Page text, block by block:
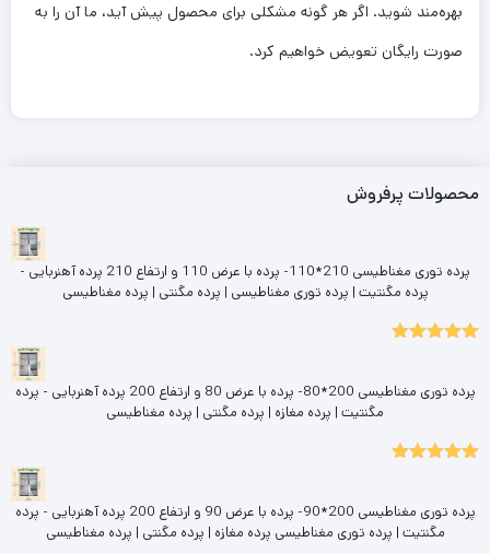
بهره‌مند شوید. اگر هر گونه مشکلی برای محصول پیش آید، ما آن را به
صورت رایگان تعویض خواهیم کرد.
محصولات پرفروش
پرده توری مغناطیسی 210*110- پرده با عرض 110 و ارتفاع 210 پرده آهنربایی -
پرده مگنتیت | پرده توری مغناطیسی | پرده مگنتی | پرده مغناطیسی
پرده توری مغناطیسی 200*80- پرده با عرض 80 و ارتفاع 200 پرده آهنربایی - پرده
مگنتیت | پرده مغازه | پرده مگنتی | پرده مغناطیسی
پرده توری مغناطیسی 200*90- پرده با عرض 90 و ارتفاع 200 پرده آهنربایی - پرده
مگنتیت | پرده توری مغناطیسی پرده مغازه | پرده مگنتی | پرده مغناطیسی